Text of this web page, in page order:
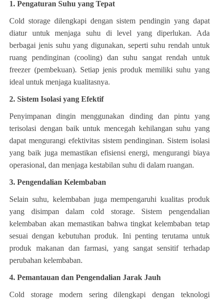
1. Pengaturan Suhu yang Tepat
Cold storage dilengkapi dengan sistem pendingin yang dapat
diatur untuk menjaga suhu di level yang diperlukan. Ada
berbagai jenis suhu yang digunakan, seperti suhu rendah untuk
ruang pendinginan (cooling) dan suhu sangat rendah untuk
freezer (pembekuan). Setiap jenis produk memiliki suhu yang
ideal untuk menjaga kualitasnya.
2. Sistem Isolasi yang Efektif
Penyimpanan dingin menggunakan dinding dan pintu yang
terisolasi dengan baik untuk mencegah kehilangan suhu yang
dapat mengurangi efektivitas sistem pendinginan. Sistem isolasi
yang baik juga memastikan efisiensi energi, mengurangi biaya
operasional, dan menjaga kestabilan suhu di dalam ruangan.
3. Pengendalian Kelembaban
Selain suhu, kelembaban juga mempengaruhi kualitas produk
yang disimpan dalam cold storage. Sistem pengendalian
kelembaban akan memastikan bahwa tingkat kelembaban tetap
sesuai dengan kebutuhan produk. Ini penting terutama untuk
produk makanan dan farmasi, yang sangat sensitif terhadap
perubahan kelembaban.
4. Pemantauan dan Pengendalian Jarak Jauh
Cold storage modern sering dilengkapi dengan teknologi